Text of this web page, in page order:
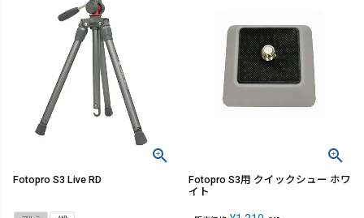
Fotopro S3 Live RD
Fotopro S3用 クイックシュー ホワ
イト